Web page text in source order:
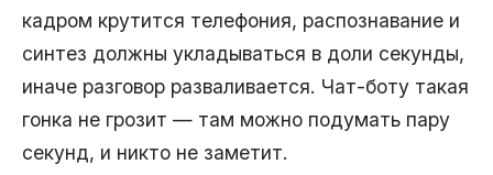
кадром крутится телефония, распознавание и
синтез должны укладываться в доли секунды,
иначе разговор разваливается. Чат-боту такая
гонка не грозит — там можно подумать пару
секунд, и никто не заметит.